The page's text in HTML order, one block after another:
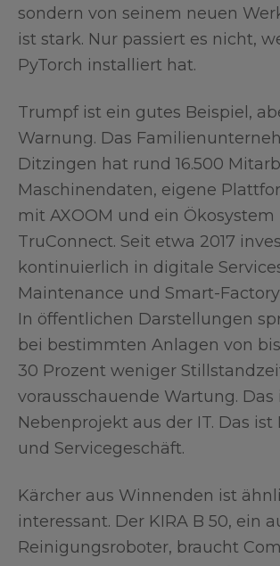
sondern von seinem neuen
ist stark. Nur passiert es nicht,
PyTorch installiert hat.
Trumpf ist ein gutes Beispiel,
Warnung. Das
Ditzingen hat rund 16.500
Maschinendaten, eigene
mit AXOOM und ein
TruConnect. Seit etwa 2017
kontinuierlich in digitale
Maintenance und Smart-
In öffentlichen Darstellungen
bei bestimmten Anlagen von
30 Prozent weniger
vorausschauende Wartung. Das
Nebenprojekt aus der IT. Das
und Servicegeschäft.
Kärcher aus Winnenden ist
interessant. Der KIRA B 50, ein
Reinigungsroboter, braucht